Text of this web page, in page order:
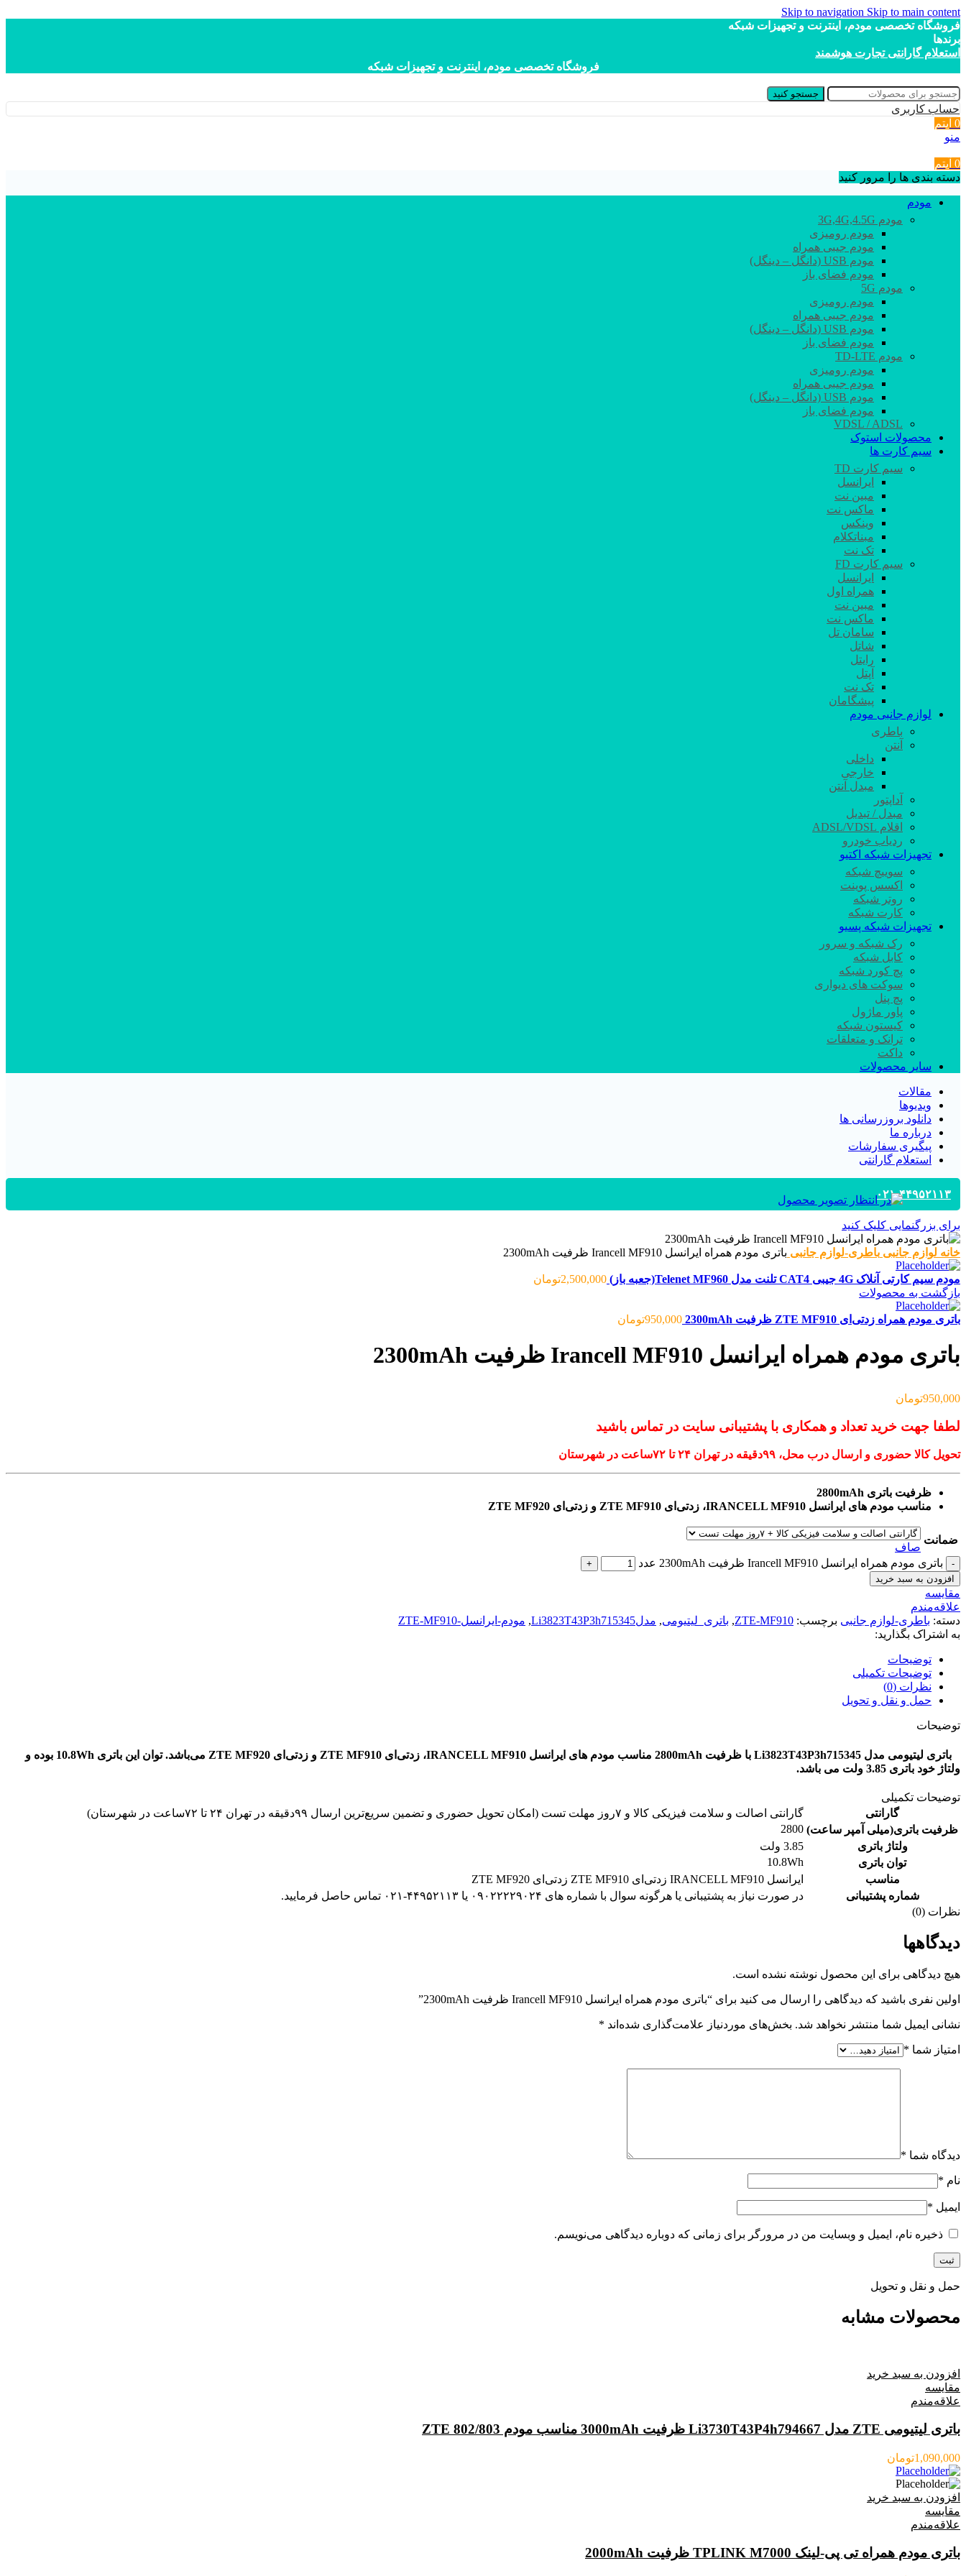
Skip to navigation Skip to main content
فروشگاه تخصصی مودم، اینترنت و تجهیزات شبکه
برندها
استعلام گارانتی تجارت هوشمند
فروشگاه تخصصی مودم، اینترنت و تجهیزات شبکه
جستجو کنید
حساب کاربری
0 آیتم
منو
0 آیتم
دسته بندی ها را مرور کنید
مودم
مودم 3G,4G,4.5G
مودم رومیزی
مودم جیبی همراه
مودم USB (دانگل – دینگل)
مودم فضای باز
مودم 5G
مودم رومیزی
مودم جیبی همراه
مودم USB (دانگل – دینگل)
مودم فضای باز
مودم TD-LTE
مودم رومیزی
مودم جیبی همراه
مودم USB (دانگل – دینگل)
مودم فضای باز
VDSL / ADSL
محصولات استوک
سیم کارت ها
سیم کارت TD
ایرانسل
مبین نت
ماکس نت
وینکس
مبناتکلام
تک نت
سیم کارت FD
ایرانسل
همراه اول
مبین نت
ماکس نت
سامان تل
شاتل
رایتل
آپتل
تک نت
پیشگامان
لوازم جانبی مودم
باطری
آنتن
داخلی
خارجی
مبدل آنتن
آداپتور
مبدل / تبدیل
اقلام ADSL/VDSL
ردیاب خودرو
تجهیزات شبکه اکتیو
سوییچ شبکه
اکسس پوینت
روتر شبکه
کارت شبکه
تجهیزات شبکه پسیو
رک شبکه و سرور
کابل شبکه
پچ کورد شبکه
سوکت های دیواری
پچ پنل
پاور ماژول
کیستون شبکه
ترانک و متعلقات
داکت
سایر محصولات
مقالات
ویدیوها
دانلود بروزرسانی ها
درباره ما
پیگیری سفارشات
استعلام گارانتی
۰۲۱-۴۴۹۵۲۱۱۳
برای بزرگنمایی کلیک کنید
خانه لوازم جانبی باطری-لوازم جانبی باتری مودم همراه ایرانسل Irancell MF910 ظرفیت 2300mAh
مودم سیم کارتی آنلاک 4G جیبی CAT4 تلنت مدل Telenet MF960(جعبه باز) 2,500,000تومان
بازگشت به محصولات
باتری مودم همراه زدتی‌ای ZTE MF910 ظرفیت 2300mAh 950,000تومان
باتری مودم همراه ایرانسل Irancell MF910 ظرفیت 2300mAh
950,000تومان
لطفا جهت خرید تعداد و همکاری با پشتیبانی سایت در تماس باشید
تحویل کالا حضوری و ارسال درب محل، ۹۹دقیقه‌ در تهران ۲۴ تا ۷۲ساعت در شهرستان
ظرفیت باتری 2800mAh
مناسب مودم های ایرانسل IRANCELL MF910، زدتی‌ای ZTE MF910 و زدتی‌ای ZTE MF920
ضمانت
صاف
باتری مودم همراه ایرانسل Irancell MF910 ظرفیت 2300mAh عدد
افزودن به سبد خرید
مقایسه
علاقه‌مندم
دسته: باطری-لوازم جانبی برچسب: ZTE-MF910
, باتری_لیتیومی, مدلLi3823T43P3h715345 , مودم-ایرانسل-ZTE-MF910
به اشتراک بگذارید:
توضیحات
توضیحات تکمیلی
نظرات (0)
حمل و نقل و تحویل
توضیحات
باتری لیتیومی مدل Li3823T43P3h715345 با ظرفیت 2800mAh مناسب مودم های ایرانسل IRANCELL MF910، زدتی‌ای ZTE MF910 و زدتی‌ای ZTE MF920 می‌باشد. توان این باتری
10.8Wh بوده و
ولتاژ خود باتری 3.85 ولت می باشد.
توضیحات تکمیلی
گارانتی
گارانتی اصالت و سلامت فیزیکی کالا و ۷روز مهلت تست (امکان تحویل حضوری و تضمین سریع‌ترین ارسال ۹۹دقیقه‌ در تهران ۲۴ تا ۷۲ساعت در شهرستان)
ظرفیت باتری(میلی آمپر ساعت) 2800
ولتاژ باتری
3.85 ولت
توان باتری
10.8Wh
مناسب
ایرانسل IRANCELL MF910 زدتی‌ای ZTE MF910 زدتی‌ای ZTE MF920
شماره پشتیبانی
در صورت نیاز به پشتیبانی یا هرگونه سوال با شماره های ۰۹۰۲۲۲۲۹۰۲۴ یا ۴۴۹۵۲۱۱۳-۰۲۱ تماس حاصل فرمایید.
نظرات (0)
دیدگاهها
هیچ دیدگاهی برای این محصول نوشته نشده است.
اولین نفری باشید که دیدگاهی را ارسال می کنید برای “باتری مودم همراه ایرانسل Irancell MF910 ظرفیت 2300mAh”
نشانی ایمیل شما منتشر نخواهد شد. بخش‌های موردنیاز علامت‌گذاری شده‌اند *
امتیاز شما *
دیدگاه شما *
نام *
ایمیل *
ذخیره نام، ایمیل و وبسایت من در مرورگر برای زمانی که دوباره دیدگاهی می‌نویسم.
حمل و نقل و تحویل
محصولات مشابه
افزودن به سبد خرید
مقایسه
علاقه‌مندم
باتری لیتیومی ZTE مدل Li3730T43P4h794667 ظرفیت 3000mAh مناسب مودم ZTE 802/803
1,090,000تومان
افزودن به سبد خرید
مقایسه
علاقه‌مندم
باتری مودم همراه تی پی-لینک TPLINK M7000 ظرفیت 2000mAh